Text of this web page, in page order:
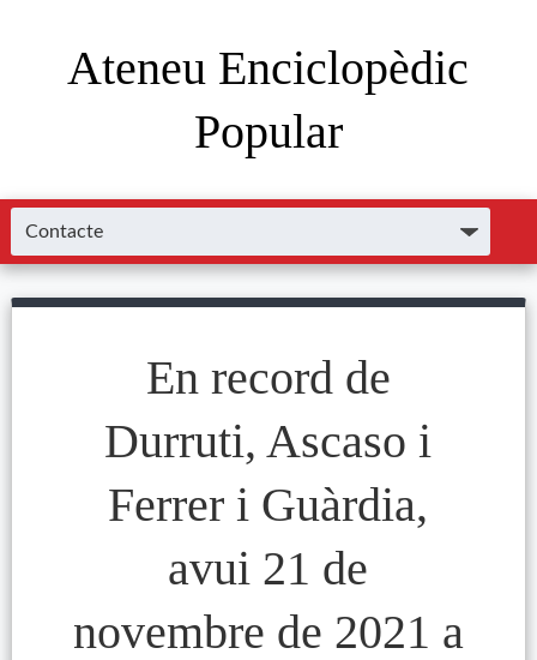
Ateneu Enciclopèdic
Popular
En record de
Durruti, Ascaso i
Ferrer i Guàrdia,
avui 21 de
novembre de 2021 a